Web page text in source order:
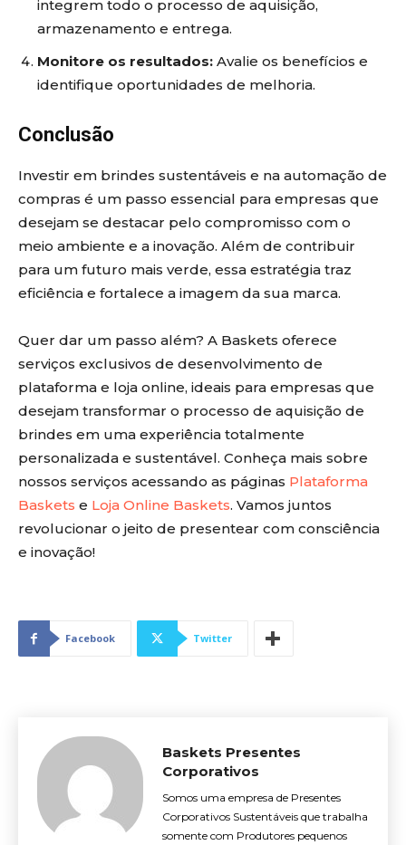
integrem todo o processo de aquisição,
armazenamento e entrega.
Monitore os resultados: Avalie os benefícios e
identifique oportunidades de melhoria.
Conclusão
Investir em brindes sustentáveis e na automação de
compras é um passo essencial para empresas que
desejam se destacar pelo compromisso com o
meio ambiente e a inovação. Além de contribuir
para um futuro mais verde, essa estratégia traz
eficiência e fortalece a imagem da sua marca.
Quer dar um passo além? A Baskets oferece
serviços exclusivos de desenvolvimento de
plataforma e loja online, ideais para empresas que
desejam transformar o processo de aquisição de
brindes em uma experiência totalmente
personalizada e sustentável. Conheça mais sobre
nossos serviços acessando as páginas Plataforma
Baskets e Loja Online Baskets. Vamos juntos
revolucionar o jeito de presentear com consciência
e inovação!
Facebook Twitter
Baskets Presentes
Corporativos
Somos uma empresa de Presentes
Corporativos Sustentáveis que trabalha
somente com Produtores pequenos